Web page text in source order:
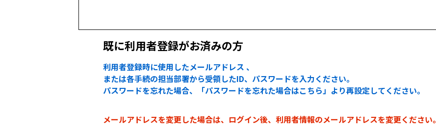
既に利用者登録がお済みの方
利用者登録時に使用したメールアドレス 、
または各手続の担当部署から受領したID、パスワードを入力ください。
パスワードを忘れた場合、「パスワードを忘れた場合はこちら」より再設定してください。
メールアドレスを変更した場合は、ログイン後、利用者情報のメールアドレスを変更ください。